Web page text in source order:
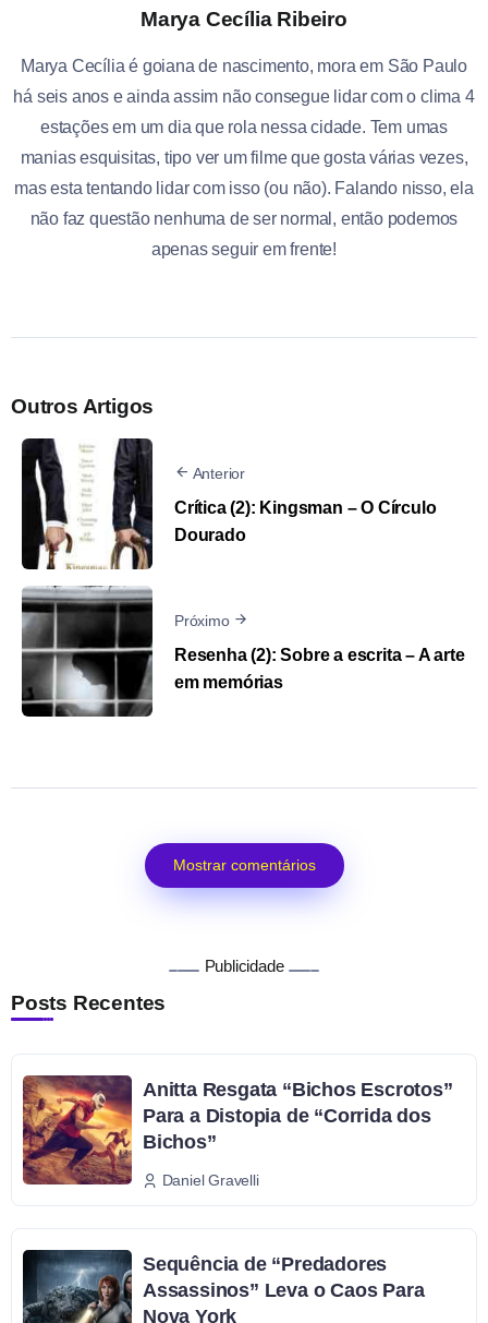
Marya Cecília Ribeiro
Marya Cecília é goiana de nascimento, mora em São Paulo
há seis anos e ainda assim não consegue lidar com o clima 4
estações em um dia que rola nessa cidade. Tem umas
manias esquisitas, tipo ver um filme que gosta várias vezes,
mas esta tentando lidar com isso (ou não). Falando nisso, ela
não faz questão nenhuma de ser normal, então podemos
apenas seguir em frente!
Outros Artigos
Anterior
Crítica (2): Kingsman – O Círculo
Dourado
Próximo
Resenha (2): Sobre a escrita – A arte
em memórias
Mostrar comentários
Publicidade
Posts Recentes
Anitta Resgata “Bichos Escrotos”
Para a Distopia de “Corrida dos
Bichos”
Daniel Gravelli
Sequência de “Predadores
Assassinos” Leva o Caos Para
Nova York